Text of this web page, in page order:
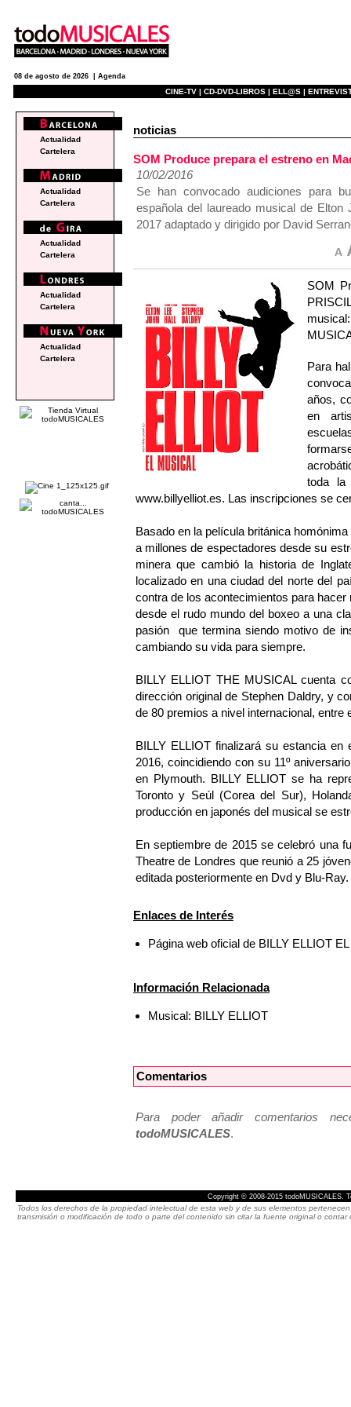
08 de agosto de 2026 | Agenda
CINE-TV | CD-DVD-LIBROS | ELL@S |
noticias
SOM Produce prepara el estreno en
10/02/2016
Se han convocado audiciones para
española del laureado musical de
2017 adaptado y dirigido por David
SOM
Para
años,
en
toda la
www.billyelliot.es. Las inscripciones se
Basado en la película británica
a millones de espectadores desde su
minera que cambió la historia de
localizado en una ciudad del norte del
contra de los acontecimientos para
desde el rudo mundo del boxeo a una
pasión que termina siendo motivo de
cambiando su vida para siempre.
BILLY ELLIOT THE MUSICAL cuenta
dirección original de Stephen Daldry, y
de 80 premios a nivel internacional,
BILLY ELLIOT finalizará su estancia
2016, coincidiendo con su 11º
en Plymouth. BILLY ELLIOT se ha
Toronto y Seúl (Corea del Sur),
producción en japonés del musical se
En septiembre de 2015 se celebró una
Theatre de Londres que reunió a 25
editada posteriormente en Dvd y Blu-Ray.
Enlaces de Interés
Página web oficial de BILLY ELLIOT
Información Relacionada
Musical: BILLY ELLIOT
Comentarios
Para poder añadir comentarios
todoMUSICALES.
Actualidad
Cartelera
Actualidad
Cartelera
Actualidad
Cartelera
Actualidad
Cartelera
Actualidad
Cartelera
Copyright © 2008-2015 todoMUSICALES.
Todos los derechos de la propiedad intelectual de esta web y de sus elementos
transmisión o modificación de todo o parte del contenido sin citar la fuente original o